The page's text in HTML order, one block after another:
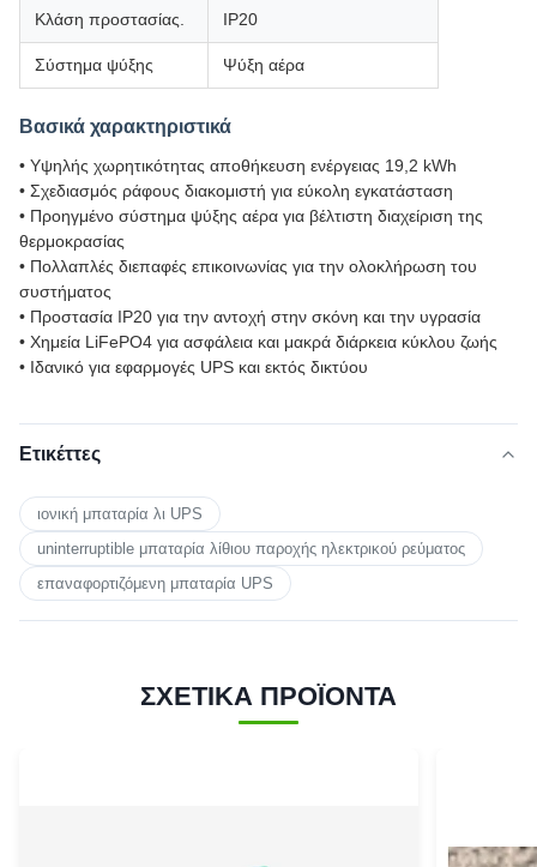
Κλάση προστασίας. IP20
Σύστημα ψύξης Ψύξη αέρα
Βασικά χαρακτηριστικά
• Υψηλής χωρητικότητας αποθήκευση ενέργειας 19,2 kWh
• Σχεδιασμός ράφους διακομιστή για εύκολη εγκατάσταση
• Προηγμένο σύστημα ψύξης αέρα για βέλτιστη διαχείριση της
θερμοκρασίας
• Πολλαπλές διεπαφές επικοινωνίας για την ολοκλήρωση του
συστήματος
• Προστασία IP20 για την αντοχή στην σκόνη και την υγρασία
• Χημεία LiFePO4 για ασφάλεια και μακρά διάρκεια κύκλου ζωής
• Ιδανικό για εφαρμογές UPS και εκτός δικτύου
Ετικέττες
ιονική μπαταρία λι UPS
uninterruptible μπαταρία λίθιου παροχής ηλεκτρικού ρεύματος
επαναφορτιζόμενη μπαταρία UPS
ΣΧΕΤΙΚΑ ΠΡΟΪΟΝΤΑ